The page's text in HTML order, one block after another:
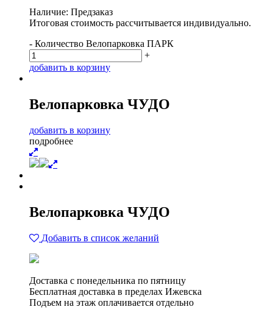
Наличие: Предзаказ
Итоговая стоимость рассчитывается индивидуально.
- Количество Велопарковка ПАРК
+
добавить в корзину
Велопарковка ЧУДО
добавить в корзину
подробнее
Велопарковка ЧУДО
Добавить в список желаний
Доставка с понедельника по пятницу
Бесплатная доставка в пределах Ижевска
Подъем на этаж оплачивается отдельно